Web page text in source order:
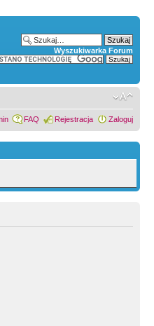
Wyszukiwarka Forum
FAQ Rejestracja Zaloguj